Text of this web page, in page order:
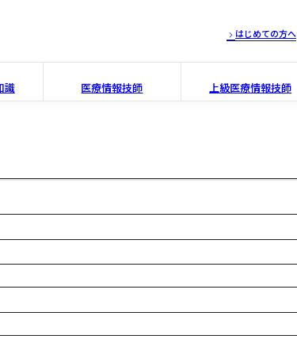
はじめての方へ
識 医療情報技師 上級医療情報技師